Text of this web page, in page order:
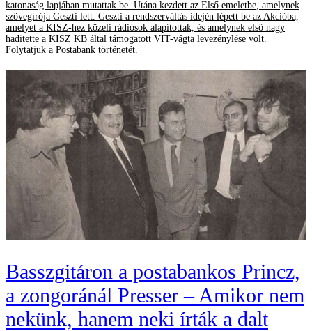
katonaság lapjában mutattak be. Utána kezdett az Első emeletbe, amelynek
szövegírója Geszti lett. Geszti a rendszerváltás idején lépett be az Akcióba,
amelyet a KISZ-hez közeli rádiósok alapítottak, és amelynek első nagy
haditette a KISZ KB által támogatott VIT-vágta levezénylése volt.
Folytatjuk a Postabank történetét.
Basszgitáron a postabankos Princz,
a zongoránál Presser – Amikor nem
nekünk, hanem neki írták a dalt